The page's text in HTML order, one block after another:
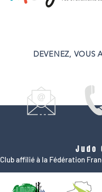
DEVENEZ, VOUS
Judo
Club affilié à la Fédération